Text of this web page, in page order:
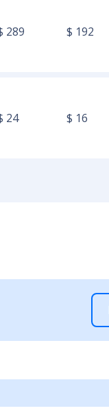
289
24
$ 192
$ 16